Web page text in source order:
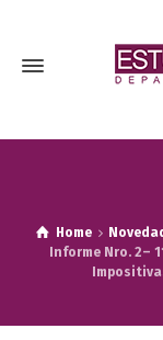
Home
Informe Nro. 2–